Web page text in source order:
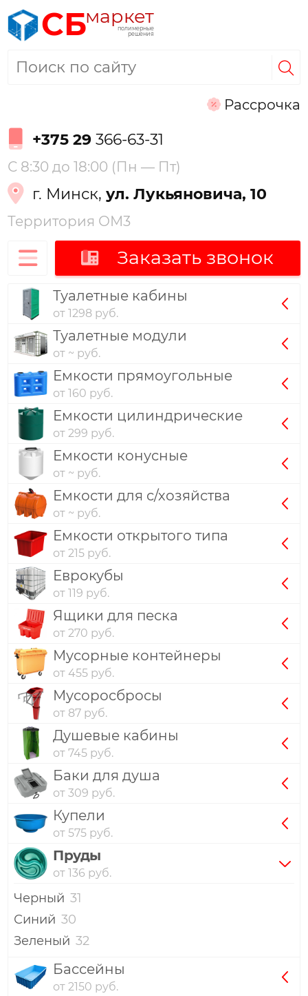
СБмаркет
полимерные
решения
Рассрочка
+375 29 366-63-31
С 8:30 до 18:00 (Пн — Пт)
г. Минск,ул. Лукьяновича, 10
Территория ОМ3
Заказать звонок
Туалетные кабины
от 1298 руб.
Туалетные модули
от ~ руб.
Емкости прямоугольные
от 160 руб.
Емкости цилиндрические
от 299 руб.
Емкости конусные
от ~ руб.
Емкости для с/хозяйства
от ~ руб.
Емкости открытого типа
от 215 руб.
Еврокубы
от 119 руб.
Ящики для песка
от 270 руб.
Мусорные контейнеры
от 455 руб.
Мусоросбросы
от 87 руб.
Душевые кабины
от 745 руб.
Баки для душа
от 309 руб.
Купели
от 575 руб.
Пруды
от 136 руб.
Черный 31
Синий 30
Зеленый 32
Бассейны
от 2150 руб.